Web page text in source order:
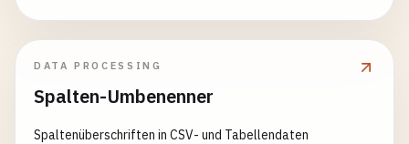
DATA PROCESSING
Spalten-Umbenenner
Spaltenüberschriften in CSV- und Tabellendaten